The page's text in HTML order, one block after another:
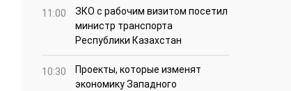
11:00
ЗКО с рабочим визитом посетил
министр транспорта
Республики Казахстан
10:30
Проекты, которые изменят
экономику Западного